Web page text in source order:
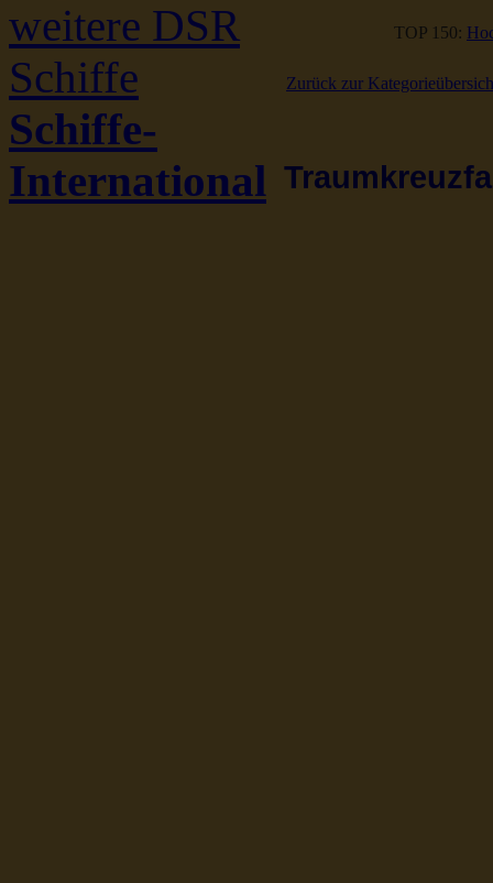
weitere DSR
Schiffe
Schiffe-
International
TOP 150:
Zurück zur